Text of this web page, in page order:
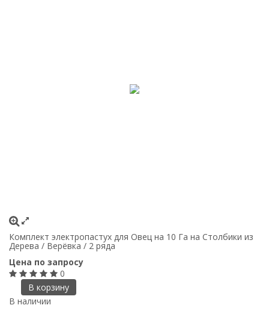
Комплект электропастух для Овец на 10 Га на Столбики из
Дерева / Верёвка / 2 ряда
Цена по запросу
0
В корзину
В наличии